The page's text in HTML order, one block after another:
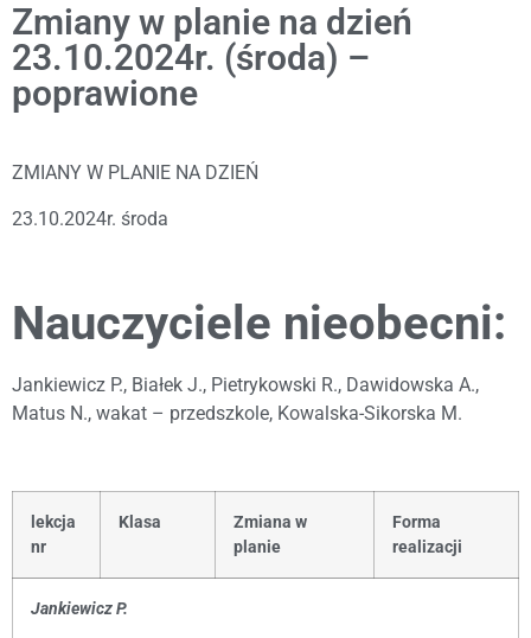
Zmiany w planie na dzień
23.10.2024r. (środa) –
poprawione
ZMIANY W PLANIE NA DZIEŃ
23.10.2024r. środa
Nauczyciele nieobecni:
Jankiewicz P., Białek J., Pietrykowski R., Dawidowska A.,
Matus N., wakat – przedszkole, Kowalska-Sikorska M.
lekcja
nr
Klasa
Zmiana w
planie
Forma
realizacji
Jankiewicz P.